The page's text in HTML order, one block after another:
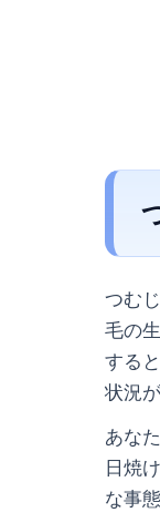
つむ
毛の
する
状況
あな
日焼
な事